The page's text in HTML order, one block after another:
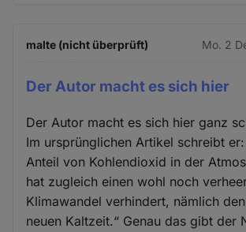
malte (nicht überprüft) Mo. 2
Der Autor macht es sich hier
Der Autor macht es sich hier ganz
Im ursprünglichen Artikel schreibt
Anteil von Kohlendioxid in der
hat zugleich einen wohl noch
Klimawandel verhindert, nämlich
neuen Kaltzeit.“ Genau das gibt der